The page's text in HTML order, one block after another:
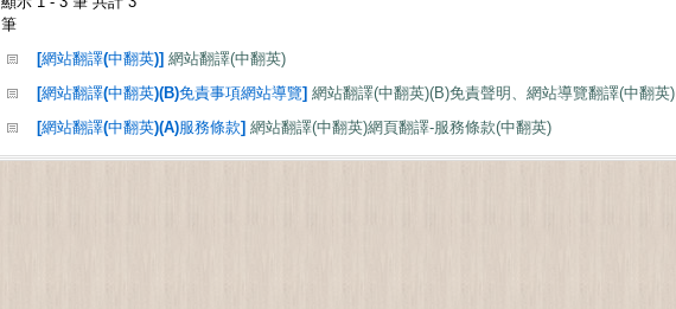
筆
[網站翻譯(中翻英)] 網站翻譯(中翻英)
[網站翻譯(中翻英)(B)免責事項網站導覽] 網站翻譯(中翻英)(B)免責聲明、網站導覽翻譯(中翻英)
[網站翻譯(中翻英)(A)服務條款] 網站翻譯(中翻英)網頁翻譯-服務條款(中翻英)